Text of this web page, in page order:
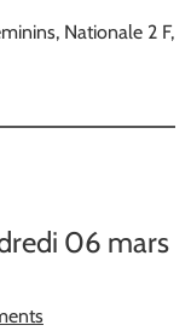
Nationale 2 F,
06 mars